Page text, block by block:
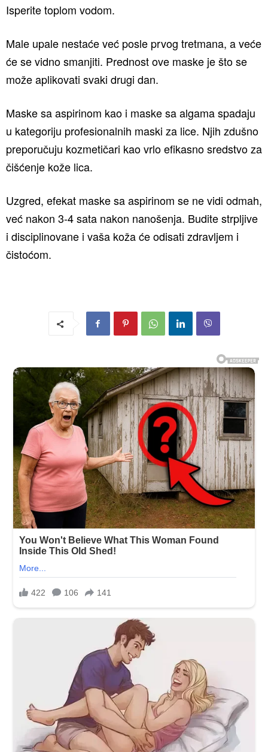
Isperite toplom vodom.
Male upale nestaće već posle prvog tretmana, a veće
će se vidno smanjiti. Prednost ove maske je što se
može aplikovati svaki drugi dan.
Maske sa aspirinom kao i maske sa algama spadaju
u kategoriju profesionalnih maski za lice. Njih zdušno
preporučuju kozmetičari kao vrlo efikasno sredstvo za
čišćenje kože lica.
Uzgred, efekat maske sa aspirinom se ne vidi odmah,
već nakon 3-4 sata nakon nanošenja. Budite strpljive
i disciplinovane i vaša koža će odisati zdravljem i
čistoćom.